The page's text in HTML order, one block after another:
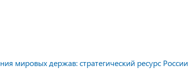
мировых держав: стратегический ресурс России